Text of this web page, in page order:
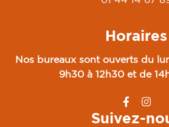
Horaires
Nos bureaux sont ouverts du
9h30 à 12h30 et de
Suivez-